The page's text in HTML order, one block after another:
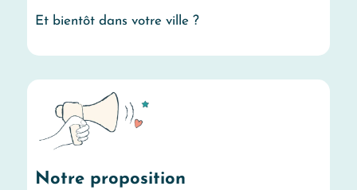
Et bientôt dans votre ville ?
Notre proposition